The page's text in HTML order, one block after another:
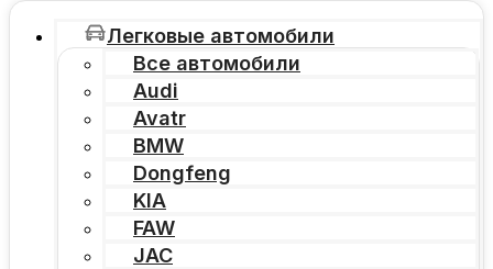
Легковые автомобили
Все автомобили
Audi
Avatr
BMW
Dongfeng
KIA
FAW
JAC